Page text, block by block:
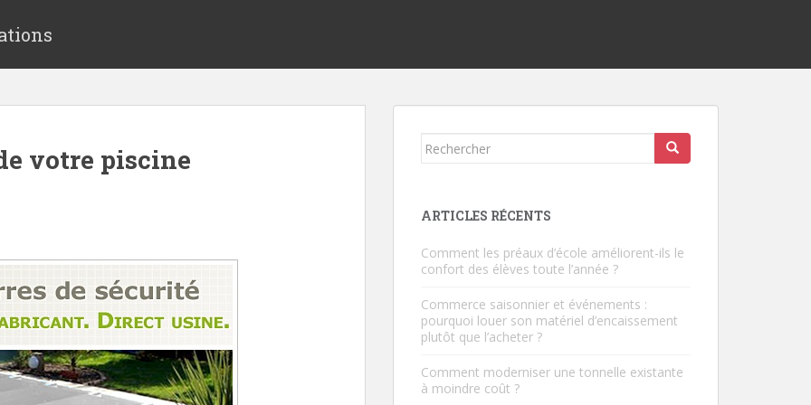
votre piscine
Rechercher...
ARTICLES RÉCENTS
Comment les préaux d’école améliorent-ils le
confort des élèves toute l’année ?
Commerce saisonnier et événements :
pourquoi louer son matériel d’encaissement
plutôt que l’acheter ?
Comment moderniser une tonnelle existante
à moindre coût ?